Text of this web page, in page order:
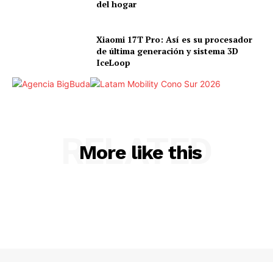
del hogar
Xiaomi 17T Pro: Así es su procesador
de última generación y sistema 3D
IceLoop
More like this
RELATED